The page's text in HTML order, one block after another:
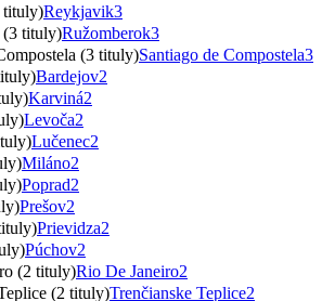
tituly)Reykjavik3
(3 tituly)Ružomberok3
(3 tituly)Santiago de Compostela3
Bardejov2
Karviná2
Levoča2
Lučenec2
Miláno2
Poprad2
Prešov2
Prievidza2
Púchov2
(2 tituly)Rio De Janeiro2
(2 tituly)Trenčianske Teplice2